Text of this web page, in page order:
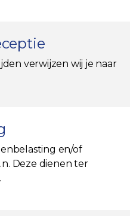
verwijzen wij je naar
en/of
Deze dienen ter